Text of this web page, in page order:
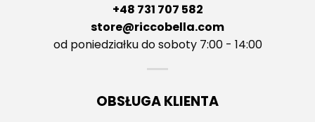
+48 731 707 582
store@riccobella.com
od poniedziałku do soboty 7:00 - 14:00
OBSŁUGA KLIENTA